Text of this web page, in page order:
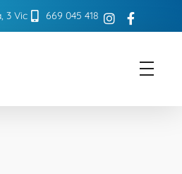
3 Vic 669 045 418